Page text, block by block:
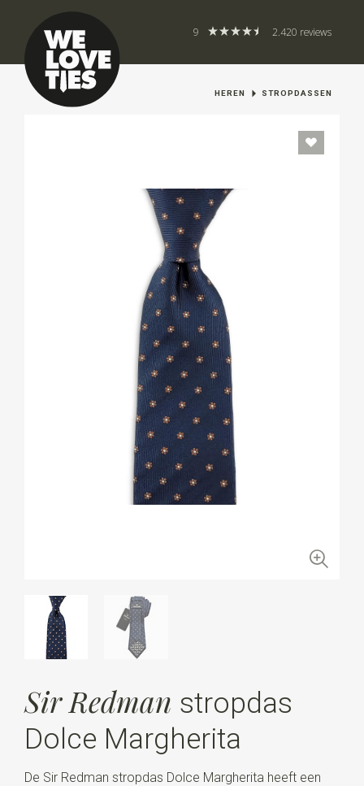
9 2.420 reviews
HEREN STROPDASSEN
Sir Redman stropdas
Dolce Margherita
De Sir Redman stropdas Dolce Margherita heeft een